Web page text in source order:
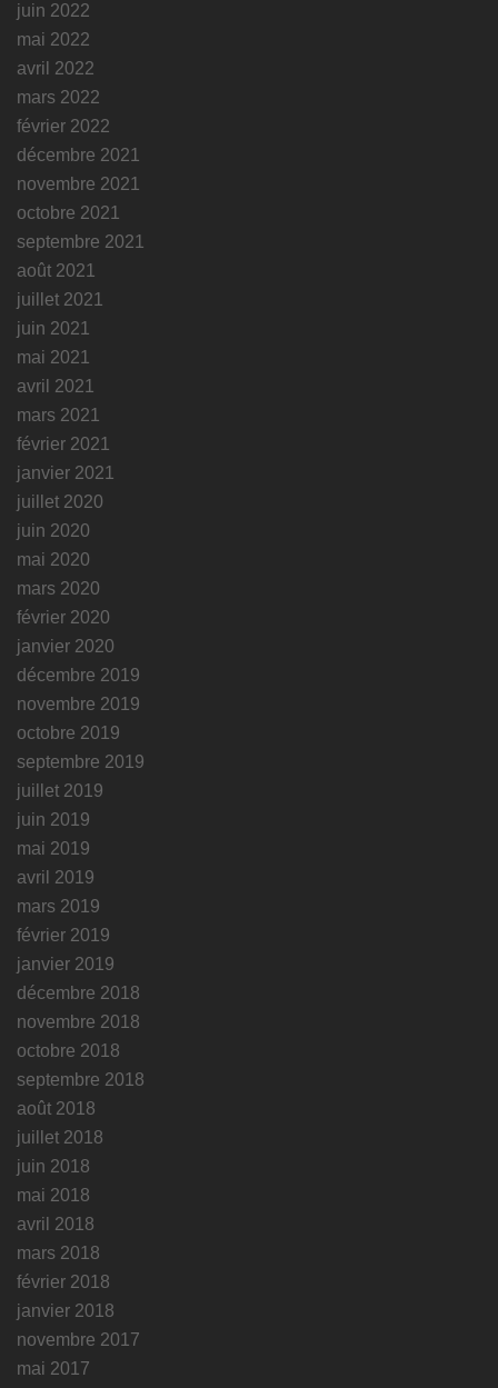
juin 2022
mai 2022
avril 2022
mars 2022
février 2022
décembre 2021
novembre 2021
octobre 2021
septembre 2021
août 2021
juillet 2021
juin 2021
mai 2021
avril 2021
mars 2021
février 2021
janvier 2021
juillet 2020
juin 2020
mai 2020
mars 2020
février 2020
janvier 2020
décembre 2019
novembre 2019
octobre 2019
septembre 2019
juillet 2019
juin 2019
mai 2019
avril 2019
mars 2019
février 2019
janvier 2019
décembre 2018
novembre 2018
octobre 2018
septembre 2018
août 2018
juillet 2018
juin 2018
mai 2018
avril 2018
mars 2018
février 2018
janvier 2018
novembre 2017
mai 2017